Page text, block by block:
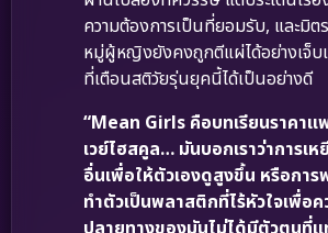
ความต้องการเป็นที่ยอมรับ, และมิต
หมู่ผู้หญิงยังคงถูกตีแผ่ได้อย่างเจ็
ที่เตือนสติวัยรุ่นยุคนี้ได้เป็นอย่างดี
“Mean Girls คือบทเรียนราคาแ
เวย์ไฮสคูล… มันบอกเราว่าการเ
อื่นเพื่อให้ตัวเองดูสูงขึ้น หรือการ
ทำตัวเป็นพลาสติกที่ไร้หัวใจเพื่อ